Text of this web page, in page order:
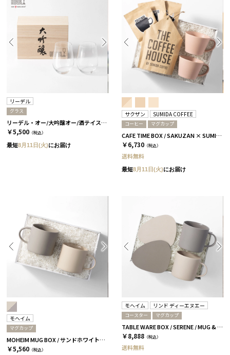
リーデル
グラス
リーデル・オー/大吟醸オー/酒テイスター ペア 木箱入り［リーデル］
￥5,500 （税込）
最短8月11日(火)にお届け
サクザン SUMIDA COFFEE
コーヒー マグカップ
CAFE TIME BOX / SAKUZAN × SUMIDA COFFEE / コーラルベージュ
￥6,730 （税込）
送料無料
最短8月11日(火)にお届け
モヘイム
マグカップ
MOHEIM MUG BOX / サンドホワイト＆グレー［モヘイム］
￥5,560 （税込）
モヘイム リンド ディーエヌエー
コースター マグカップ
TABLE WARE BOX / SERENE / MUG & COASTER
￥8,888 （税込）
送料無料